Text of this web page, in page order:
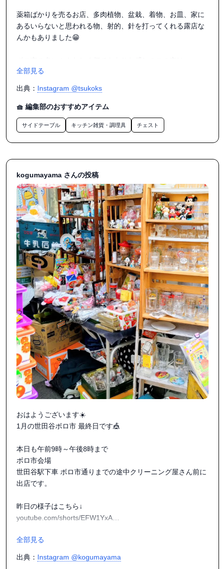
薬箱ばかりを売るお店、多肉植物、盆栽、着物、お皿、家に
あるいらないと思われる物、射的、針を打ってくれる露店な
んかもありました😁
446年もの歴史があるそうです。
東京都の無形民俗文化財にも指定されているそうです。
このボロ市の名物が代官餅です。
お餅だけではなく、あんこ、きなこ、からみもちのこだわり
が書いてあって
#ボロ市 #世田谷ボロ市 #ボロ市通り
#代官餅 #ボロ市名物
#無形民俗文化財
全部見る
出典： Instagram @tsukoks
🧺 編集部のおすすめアイテム
サイドテーブル キッチン雑貨・調理具 チェスト
kogumayama さんの投稿
おはようございます☀️
1月の世田谷ボロ市 最終日です🎪
本日も午前9時～午後8時まで
ボロ市会場
世田谷駅下車 ボロ市通りまでの途中クリーニング屋さん前に
出店です。
昨日の様子はこちら↓
youtube.com/shorts/EFW1YxA…
宝探しに来て下さい！
#世田谷ボロ市
全部見る
出典： Instagram @kogumayama